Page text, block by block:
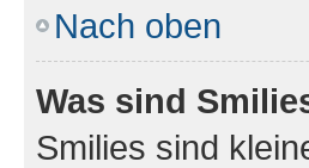
Nach oben
Was sind
Smilies sind